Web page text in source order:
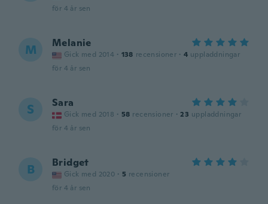
för 4 år sen
M Melanie
Gick med 2014 · 138 recensioner · 4 uppladdningar
för 4 år sen
S Sara
Gick med 2018 · 58 recensioner · 23 uppladdningar
för 4 år sen
B Bridget
Gick med 2020 · 5 recensioner
för 4 år sen